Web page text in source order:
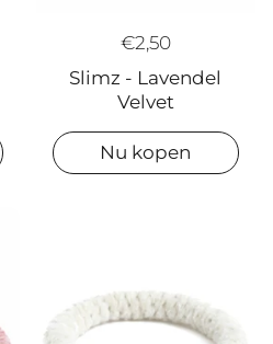
€2,50
Slimz - Lavendel
Velvet
Nu kopen